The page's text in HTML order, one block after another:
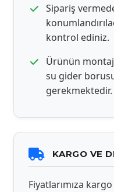
Sipariş
kontrol ediniz.
Ürünün
su gider
gerekmektedir.
KARGO VE
Fiyatlarımıza